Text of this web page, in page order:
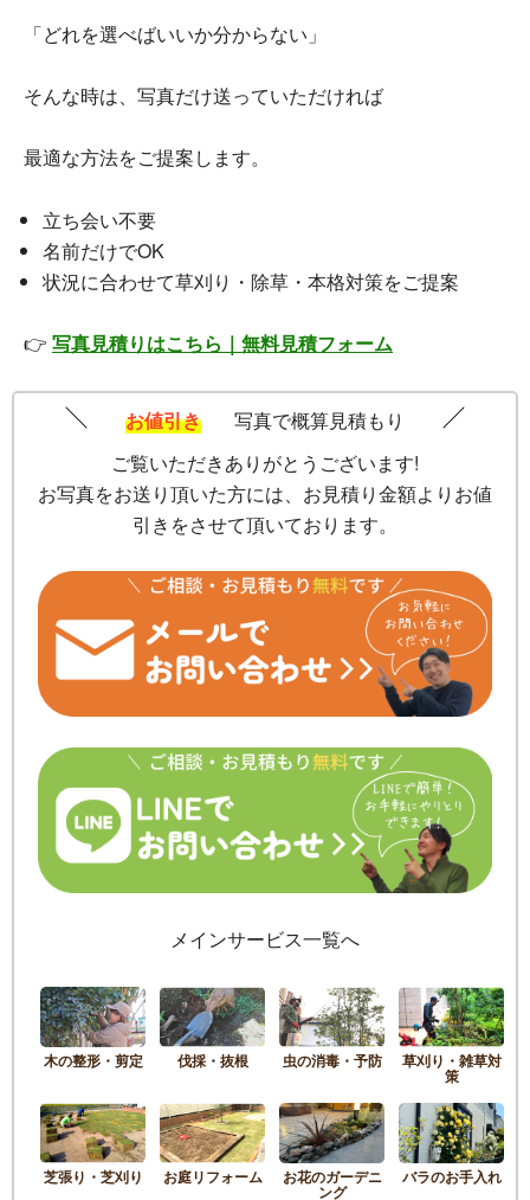
「どれを選べばいいか分からない」
そんな時は、写真だけ送っていただければ
最適な方法をご提案します。
立ち会い不要
名前だけでOK
状況に合わせて草刈り・除草・本格対策をご提案
👉 写真見積りはこちら｜無料見積フォーム
お値引き
写真で概算見積もり
ご覧いただきありがとうございます!
お写真をお送り頂いた方には、お見積り金額よりお値
引きをさせて頂いております。
メインサービス一覧へ
木の整形・剪定 伐採・抜根 虫の消毒・予防 草刈り・雑草対
策
芝張り・芝刈り お庭リフォーム お花のガーデニ
ング
バラのお手入れ